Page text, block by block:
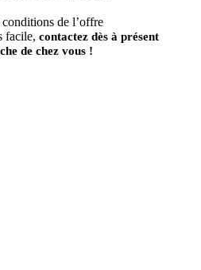
de l’offre
facile, contactez dès à présent
de chez vous !